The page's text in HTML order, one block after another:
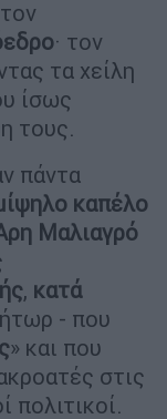
· τον
τα χείλη
ίσως
τους.
πάντα
καπέλο
Μαλιαγρό
, κατά
- που
» και που
στις
πολιτικοί.